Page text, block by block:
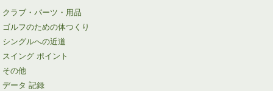
クラブ・パーツ・用品
ゴルフのための体つくり
シングルへの近道
スイング ポイント
その他
データ 記録